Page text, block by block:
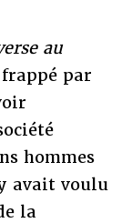
au
par
hommes
avait voulu
la